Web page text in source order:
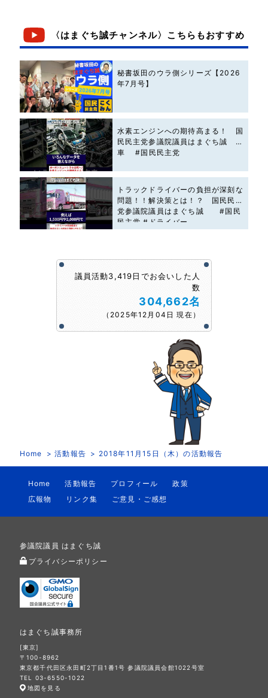
〈はまぐち誠チャンネル〉こちらもおすすめ
秘書坂田のウラ側シリーズ【2026
年7月号】
水素エンジンへの期待高まる！ 国
民民主党参議院議員はまぐち誠 #
車 #国民民主党
トラックドライバーの負担が深刻な
問題！！解決策とは！？ 国民民主
党参議院議員はまぐち誠 #国民
民主党 #ドライバー
議員活動3,419日でお会いした人
数
304,662名
（2025年12月04日 現在）
Home 活動報告 2018年11月15日（木）の活動報告
Home 活動報告 プロフィール
政策
広報物
リンク集 ご意見・ご感想
参議院議員 はまぐち誠
プライバシーポリシー
はまぐち誠事務所
[東京]
〒100-8962
東京都千代田区永田町2丁目1番1号 参議院議員会館1022号室
TEL 03-6550-1022
地図を見る